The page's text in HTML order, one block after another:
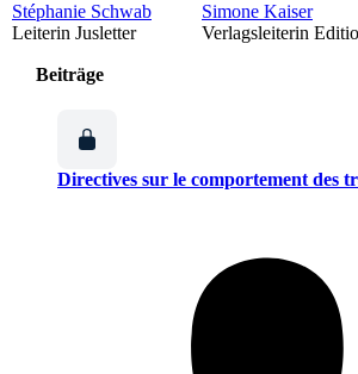
Stéphanie Schwab
Leiterin Jusletter
Simone Kaiser
Verlagsleiterin
Beiträge
Directives sur le comportement des